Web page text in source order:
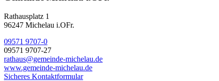
Rathausplatz 1
96247 Michelau i.OFr.
09571 9707-0
09571 9707-27
rathaus@gemeinde-michelau.de
www.gemeinde-michelau.de
Sicheres Kontaktformular